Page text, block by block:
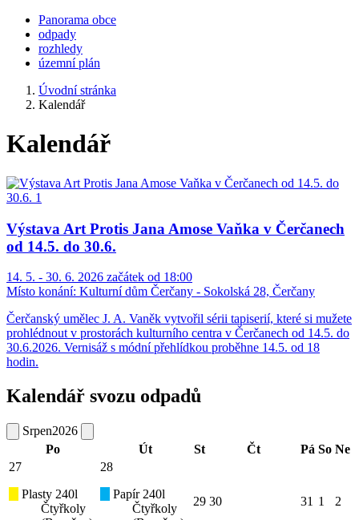
Panorama obce
odpady
rozhledy
územní plán
Úvodní stránka
Kalendář
Kalendář
Výstava Art Protis Jana Amose Vaňka v Čerčanech
od 14.5. do 30.6.
14. 5. - 30. 6. 2026 začátek od 18:00
Místo konání: Kulturní dům Čerčany - Sokolská 28, Čerčany
Čerčanský umělec J. A. Vaněk vytvořil sérii tapiserií, které si mužete
prohlédnout v prostorách kulturního centra v Čerčanech od 14.5. do
30.6.2026. Vernisáž s módní přehlídkou proběhne 14.5. od 18
hodin.
Kalendář svozu odpadů
Srpen2026
Po
Út St Čt Pá So Ne
27
Plasty 240l
Čtyřkoly
28
Papír 240l
Čtyřkoly
29 30 31 1 2